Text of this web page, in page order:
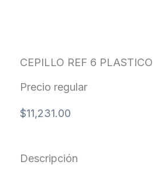
CEPILLO REF 6
Precio regular
$11,231.00
Descripción